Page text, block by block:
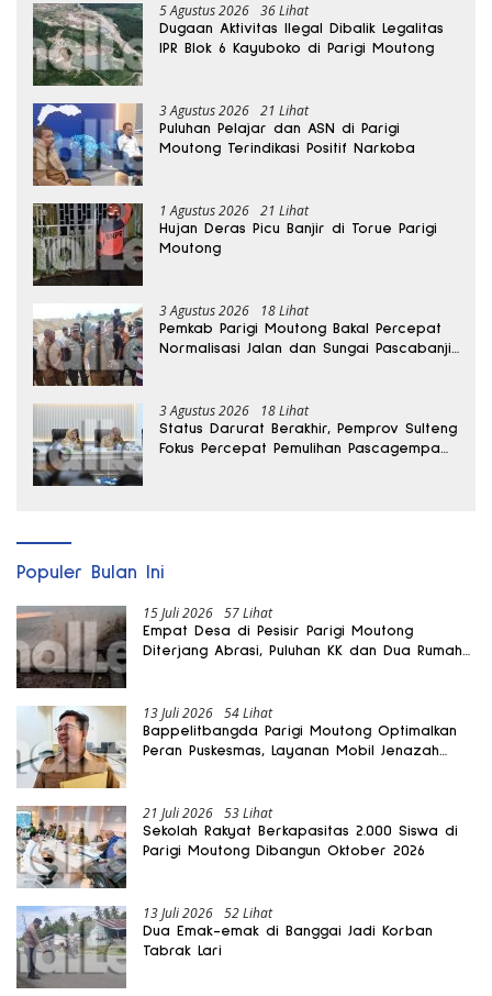
5 Agustus 2026 36 Lihat
Dugaan Aktivitas Ilegal Dibalik Legalitas
IPR Blok 6 Kayuboko di Parigi Moutong
3 Agustus 2026 21 Lihat
Puluhan Pelajar dan ASN di Parigi
Moutong Terindikasi Positif Narkoba
1 Agustus 2026 21 Lihat
Hujan Deras Picu Banjir di Torue Parigi
Moutong
3 Agustus 2026 18 Lihat
Pemkab Parigi Moutong Bakal Percepat
Normalisasi Jalan dan Sungai Pascabanjir
3 Agustus 2026 18 Lihat
Status Darurat Berakhir, Pemprov Sulteng
Fokus Percepat Pemulihan Pascagempa
Populer Bulan Ini
15 Juli 2026 57 Lihat
Empat Desa di Pesisir Parigi Moutong
Diterjang Abrasi, Puluhan KK dan Dua Rumah
13 Juli 2026 54 Lihat
Bappelitbangda Parigi Moutong Optimalkan
Peran Puskesmas, Layanan Mobil Jenazah
21 Juli 2026 53 Lihat
Sekolah Rakyat Berkapasitas 2.000 Siswa di
Parigi Moutong Dibangun Oktober 2026
13 Juli 2026 52 Lihat
Dua Emak-emak di Banggai Jadi Korban
Tabrak Lari